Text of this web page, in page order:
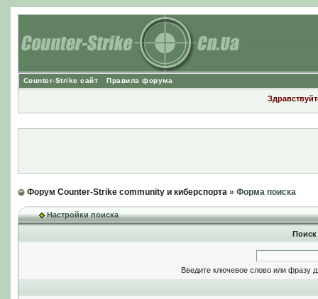
Counter-Strike сайт Правила форума
Форум Counter-Strike community и киберспорта» Форма поиска
Настройки поиска
Введите ключевое слово или фразу